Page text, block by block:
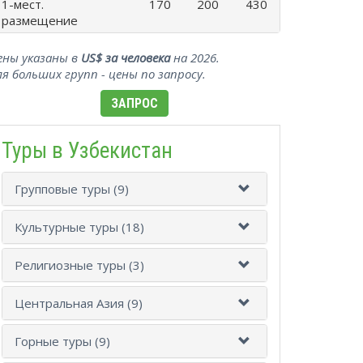
1-мест.
размещение
170 200 430
указаны в US$ за человекана 2026.
больших групп - цены по запросу.
ЗАПРОС
Туры в Узбекистан
Групповые туры (9)
Культурные туры (18)
Религиозные туры (3)
Центральная Азия (9)
Горные туры (9)